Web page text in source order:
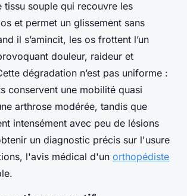
tissu souple qui recouvre les
et permet un glissement sans
il s’amincit, les os frottent l’un
douleur, raideur et
dégradation n’est pas uniforme :
conservent une mobilité quasi
arthrose modérée, tandis que
intensément avec peu de lésions
un diagnostic précis sur l'usure
l'avis médical d'un orthopédiste